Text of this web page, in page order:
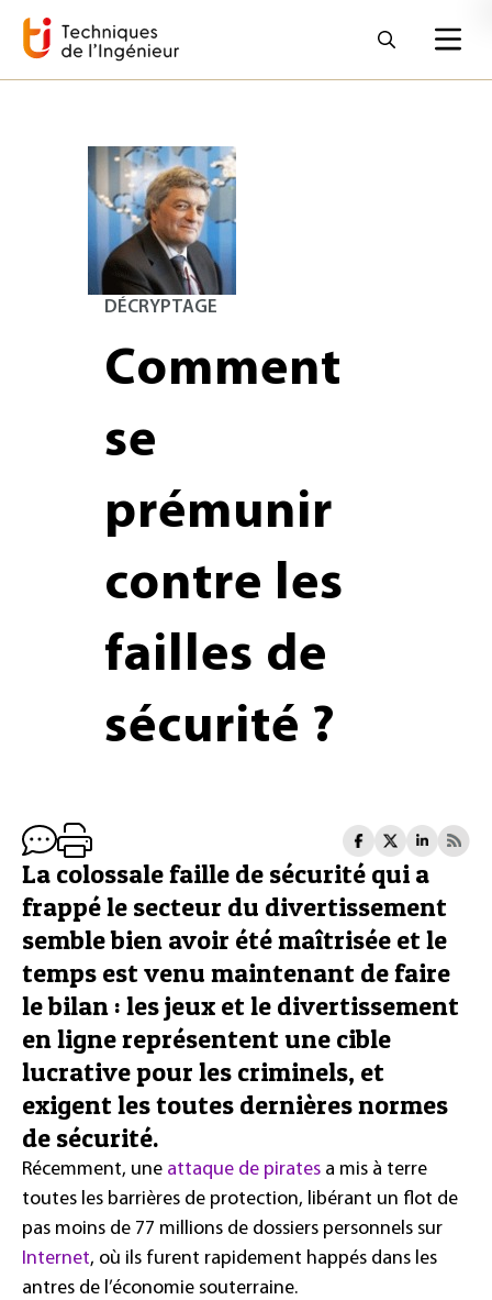
DÉCRYPTAGE
Comment
se
prémunir
contre les
failles de
sécurité ?
La colossale faille de sécurité qui a
frappé le secteur du divertissement
semble bien avoir été maîtrisée et le
temps est venu maintenant de faire
le bilan : les jeux et le divertissement
en ligne représentent une cible
lucrative pour les criminels, et
exigent les toutes dernières normes
de sécurité.
Récemment, une attaque de pirates a mis à terre
toutes les barrières de protection, libérant un flot de
pas moins de 77 millions de dossiers personnels sur
Internet, où ils furent rapidement happés dans les
antres de l’économie souterraine.